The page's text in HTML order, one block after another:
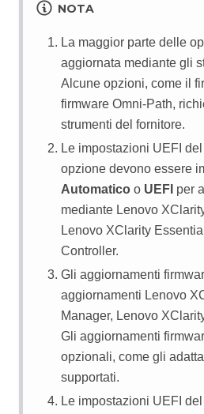
NOTA
La maggior parte delle
aggiornata mediante gli
Alcune opzioni, come il
firmware Omni-Path,
strumenti del fornitore.
Le impostazioni UEFI
opzione devono essere
Automatico o UEFI per
mediante Lenovo
Lenovo XClarity
Controller.
Gli aggiornamenti
aggiornamenti Lenovo
Manager, Lenovo
Gli aggiornamenti
opzionali, come gli
supportati.
Le impostazioni UEFI